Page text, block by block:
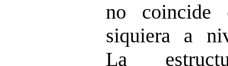
no
siquiera a
La